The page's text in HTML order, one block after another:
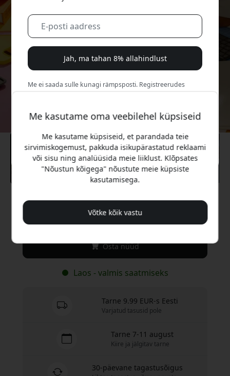
Soovitatav hind
44.99 EUR
Osta nüüd
Laos - valmis saatmiseks
Tarne 9.99 EUR-s Eesti
Varjatud tasusid pole
Tarne 7-11 august
Kiire ja jälgitav tarne
30-päevane tagastusõigus
Me kasutame oma veebilehel küpsiseid
Me kasutame küpsiseid, et parandada teie
sirvimiskogemust, pakkuda isikupärastatud reklaami
või sisu ning analüüsida meie liiklust. Klõpsates
"Nõustun kõigega" nõustute meie küpsiste
kasutamisega.
Võtke kõik vastu
Jah, ma tahan 8% allahindlust
Me ei saada sulle kunagi rämpsposti. Registreerudes
Ei, ma eelistaksin täishinda maksta.